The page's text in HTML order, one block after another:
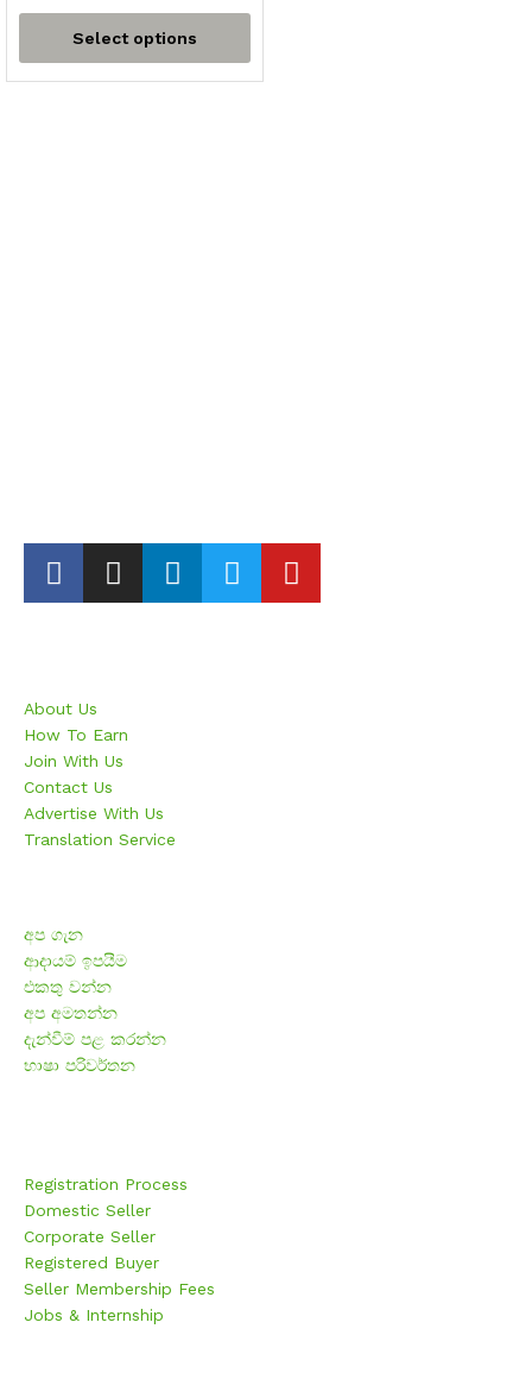
Select options
About Us
How To Earn
Join With Us
Contact Us
Advertise With Us
Translation Service
අප ගැන
ආදායම් ඉපයීම
එකතු වන්න
අප අමතන්න
දැන්වීම් පළ කරන්න
භාෂා පරිවර්තන
Registration Process
Domestic Seller
Corporate Seller
Registered Buyer
Seller Membership Fees
Jobs & Internship